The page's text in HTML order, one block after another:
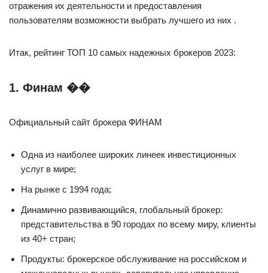
отражения их деятельности и предоставления
пользователям возможности выбрать лучшего из них .
Итак, рейтинг ТОП 10 самых надежных брокеров 2023:
1. Финам ��
Официальный сайт брокера ФИНАМ
Одна из наиболее широких линеек инвестиционных
услуг в мире;
На рынке с 1994 года;
Динамично развивающийся, глобальный брокер:
представительства в 90 городах по всему миру, клиенты
из 40+ стран;
Продукты: брокерское обслуживание на российском и